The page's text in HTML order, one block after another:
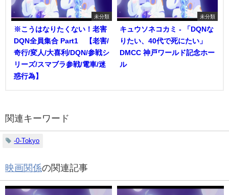
未分類
※こうはなりたくない！老害
DQN全員集合 Part1 【老害/
奇行/変人/大喜利/DQN/参戦シ
リーズ/スマブラ参戦/電車/迷
惑行為】
未分類
キュウソネコカミ - 「DQNな
りたい、40代で死にたい」
DMCC 神戸ワールド記念ホー
ル
関連キーワード
-0-Tokyo
映画関係の関連記事